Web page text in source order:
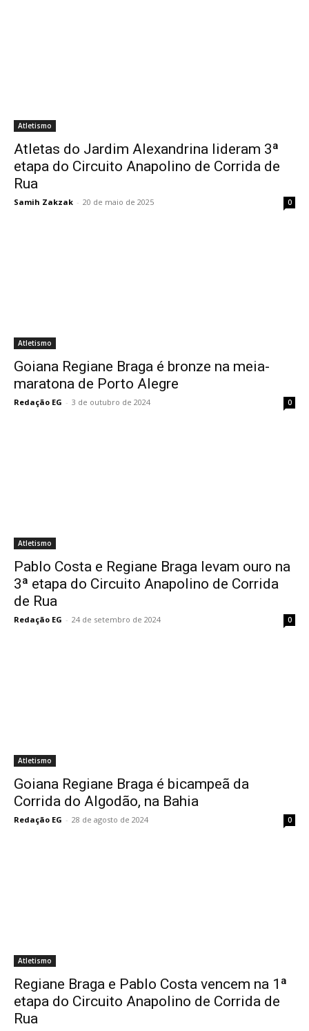
Atletismo
Atletas do Jardim Alexandrina lideram 3ª
etapa do Circuito Anapolino de Corrida de
Rua
Samih Zakzak - 20 de maio de 2025 0
Atletismo
Goiana Regiane Braga é bronze na meia-
maratona de Porto Alegre
Redação EG - 3 de outubro de 2024 0
Atletismo
Pablo Costa e Regiane Braga levam ouro na
3ª etapa do Circuito Anapolino de Corrida
de Rua
Redação EG - 24 de setembro de 2024 0
Atletismo
Goiana Regiane Braga é bicampeã da
Corrida do Algodão, na Bahia
Redação EG - 28 de agosto de 2024 0
Atletismo
Regiane Braga e Pablo Costa vencem na 1ª
etapa do Circuito Anapolino de Corrida de
Rua